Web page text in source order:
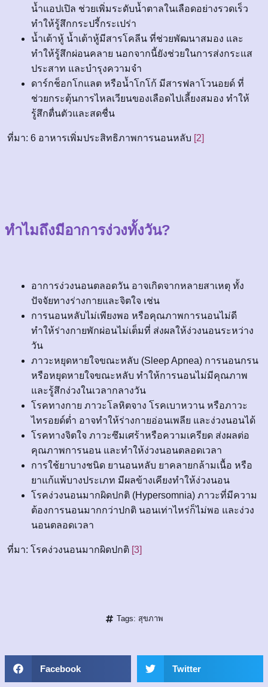
น้ำแอปเปิล ช่วยเพิ่มระดับน้ำตาลในเลือดอย่างรวดเร็ว
ทำให้รู้สึกกระปรี้กระเปร่า
น้ำเต้าหู้ น้ำเต้าหู้มีสารโคลีน ที่ช่วยพัฒนาสมอง และ
ทำให้รู้สึกผ่อนคลาย นอกจากนี้ยังช่วยในการส่งกระแส
ประสาท และบำรุงความจำ
ดาร์กช็อกโกแลต หรือน้ำโกโก้ มีสารฟลาโวนอยด์ ที่
ช่วยกระตุ้นการไหลเวียนของเลือดไปเลี้ยงสมอง ทำให้
รู้สึกตื่นตัวและสดชื่น
ที่มา: 6 อาหารเพิ่มประสิทธิภาพการนอนหลับ [2]
ทำไมถึงมีอาการง่วงทั้งวัน?
อาการง่วงนอนตลอดวัน อาจเกิดจากหลายสาเหตุ ทั้ง
ปัจจัยทางร่างกายและจิตใจ เช่น
การนอนหลับไม่เพียงพอ หรือคุณภาพการนอนไม่ดี
ทำให้ร่างกายพักผ่อนไม่เต็มที่ ส่งผลให้ง่วงนอนระหว่าง
วัน
ภาวะหยุดหายใจขณะหลับ (Sleep Apnea) การนอนกรน
หรือหยุดหายใจขณะหลับ ทำให้การนอนไม่มีคุณภาพ
และรู้สึกง่วงในเวลากลางวัน
โรคทางกาย ภาวะโลหิตจาง โรคเบาหวาน หรือภาวะ
ไทรอยด์ต่ำ อาจทำให้ร่างกายอ่อนเพลีย และง่วงนอนได้
โรคทางจิตใจ ภาวะซึมเศร้าหรือความเครียด ส่งผลต่อ
คุณภาพการนอน และทำให้ง่วงนอนตลอดเวลา
การใช้ยาบางชนิด ยานอนหลับ ยาคลายกล้ามเนื้อ หรือ
ยาแก้แพ้บางประเภท มีผลข้างเคียงทำให้ง่วงนอน
โรคง่วงนอนมากผิดปกติ (Hypersomnia) ภาวะที่มีความ
ต้องการนอนมากกว่าปกติ นอนเท่าไหร่ก็ไม่พอ และง่วง
นอนตลอดเวลา
ที่มา: โรคง่วงนอนมากผิดปกติ [3]
Tags: สุขภาพ
Facebook Twitter